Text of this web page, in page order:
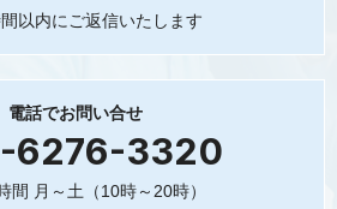
以内にご返信いたします
電話でお問い合せ
6276-3320
間 月～土（10時～20時）